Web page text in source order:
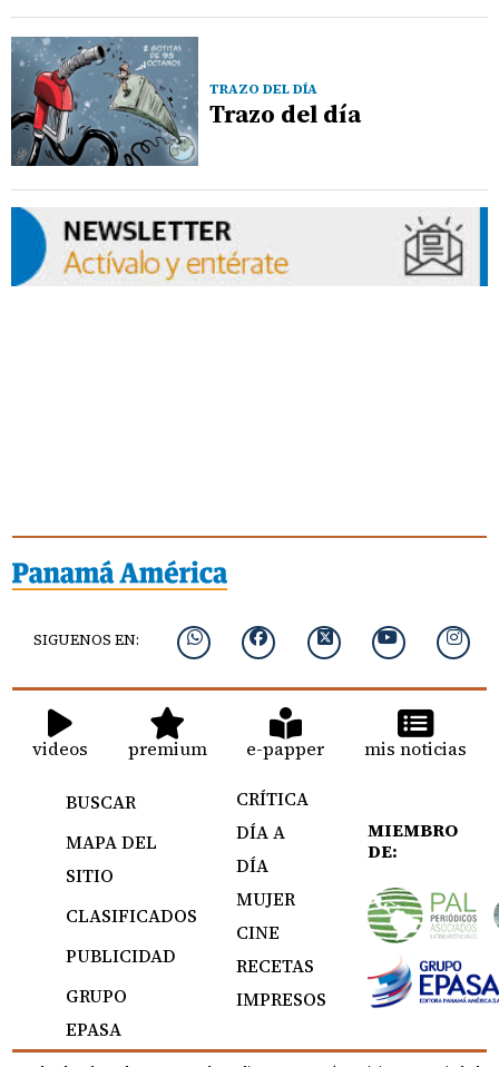
TRAZO DEL DÍA
Trazo del día
SIGUENOS EN:
videos premium e-papper mis noticias
BUSCAR
MAPA DEL
SITIO
CLASIFICADOS
PUBLICIDAD
GRUPO
EPASA
CRÍTICA
DÍA A
DÍA
MUJER
CINE
RECETAS
IMPRESOS
MIEMBRO
DE: